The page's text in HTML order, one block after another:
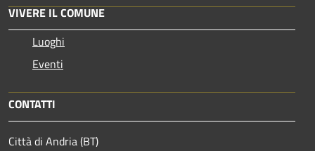
VIVERE IL COMUNE
Luoghi
Eventi
CONTATTI
Città di Andria (BT)